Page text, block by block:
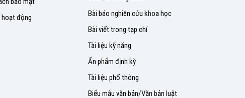
hoạt động
Bài báo nghiên cứu khoa học
Bài viết trong tạp chí
Tài liệu kỹ năng
Ấn phẩm định kỳ
Tài liệu phổ thông
Biểu mẫu văn bản/Văn bản luật